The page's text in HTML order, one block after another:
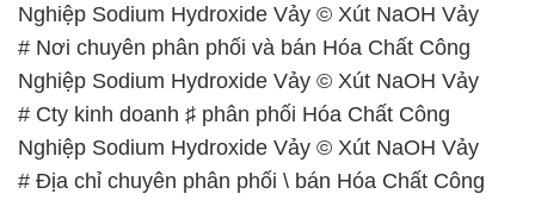
Nghiệp Sodium Hydroxide Vảy © Xút NaOH Vảy
# Nơi chuyên phân phối và bán Hóa Chất Công
Nghiệp Sodium Hydroxide Vảy © Xút NaOH Vảy
# Cty kinh doanh ♯ phân phối Hóa Chất Công
Nghiệp Sodium Hydroxide Vảy © Xút NaOH Vảy
# Địa chỉ chuyên phân phối \ bán Hóa Chất Công